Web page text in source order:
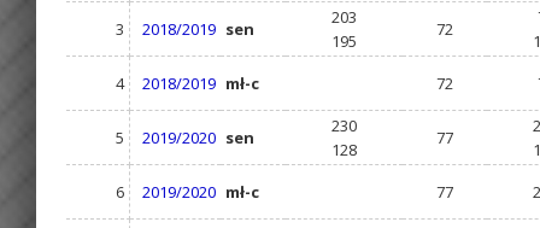
3
2018/2019 sen
203
195
72
4
2018/2019 mł-c 72
5 2019/2020 sen
230
128
77
6
2019/2020 mł-c 77